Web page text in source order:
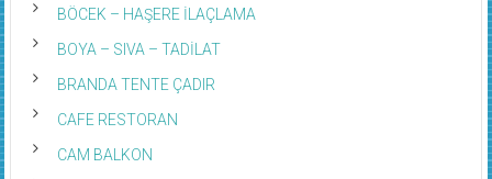
BÖCEK – HAŞERE İLAÇLAMA
BOYA – SIVA – TADİLAT
BRANDA TENTE ÇADIR
CAFE RESTORAN
CAM BALKON